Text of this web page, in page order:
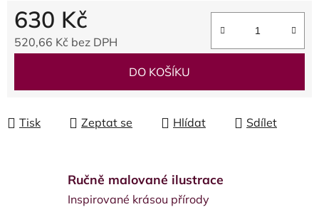
630 Kč
520,66 Kč bez DPH
DO KOŠÍKU
Tisk Zeptat se Hlídat Sdílet
Ručně malované ilustrace
Inspirované krásou přírody